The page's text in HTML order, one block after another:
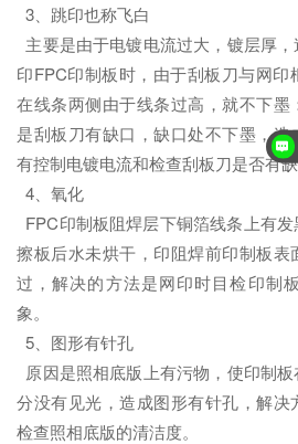
3、跳印也称飞白
主要是由于电镀电流过大，镀层厚
印FPC印制板时，由于刮板刀与网印
在线条两侧由于线条过高，就不下墨
是刮板刀有缺口，缺口处不下墨，
有控制电镀电流和检查刮板刀是否有
4、氧化
FPC印制板阻焊层下铜箔线条上有发
擦板后水未烘干，印阻焊前印制板
过，解决的方法是网印时目检印制
象。
5、图形有针孔
原因是照相底版上有污物，使印制
分没有见光，造成图形有针孔，解决
检查照相底版的清洁度。